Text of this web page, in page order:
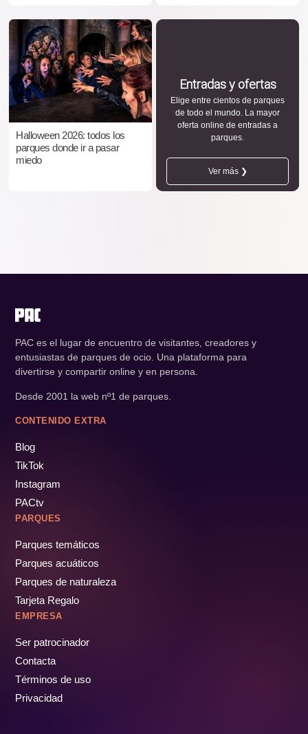
Halloween 2026: todos los
parques donde ir a pasar
miedo
Entradas y ofertas
Elige entre cientos de parques
de todo el mundo. La mayor
oferta online de entradas a
parques.
Ver más ❯
PAC es el lugar de encuentro de visitantes, creadores y
entusiastas de parques de ocio. Una plataforma para
divertirse y compartir online y en persona.
Desde 2001 la web nº1 de parques.
CONTENIDO EXTRA
Blog
TikTok
Instagram
PACtv
PARQUES
Parques temáticos
Parques acuáticos
Parques de naturaleza
Tarjeta Regalo
EMPRESA
Ser patrocinador
Contacta
Términos de uso
Privacidad